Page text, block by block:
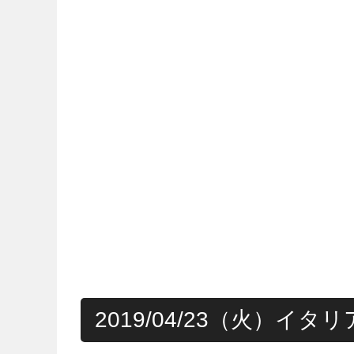
2019/04/23（火）イタリ